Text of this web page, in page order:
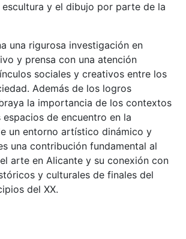
y el dibujo por parte de la
una rigurosa investigación en
y prensa con una atención
sociales y creativos entre los
Además de los logros
la importancia de los contextos
de encuentro en la
un entorno artístico dinámico y
una contribución fundamental al
arte en Alicante y su conexión con
y culturales de finales del
del XX.